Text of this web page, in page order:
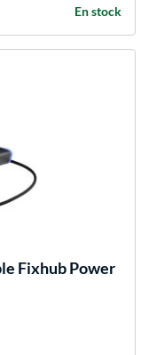
En stock
Fixhub Power